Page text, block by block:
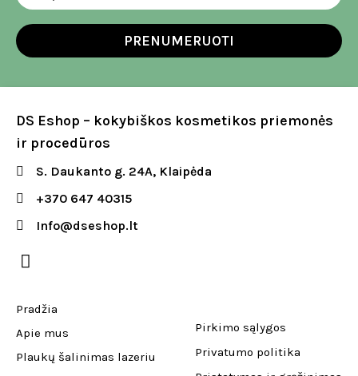
PRENUMERUOTI
DS Eshop – kokybiškos kosmetikos priemonės
ir procedūros
S. Daukanto g. 24A, Klaipėda
+370 647 40315
Info@dseshop.lt
Pradžia
Apie mus
Plaukų šalinimas lazeriu
Pirkimo sąlygos
Privatumo politika